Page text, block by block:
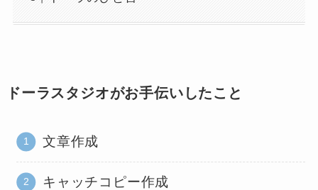
ドーラスタジオがお手伝いしたこと
文章作成
キャッチコピー作成